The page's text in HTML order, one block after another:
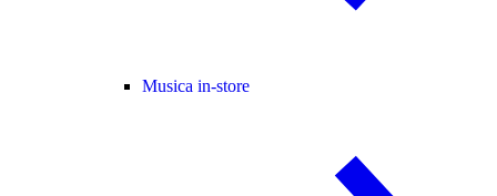
Musica in-store